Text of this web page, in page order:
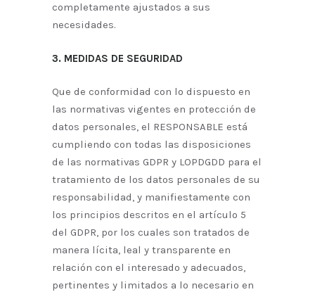
completamente ajustados a sus
necesidades.
3. MEDIDAS DE SEGURIDAD
Que de conformidad con lo dispuesto en
las normativas vigentes en protección de
datos personales, el RESPONSABLE está
cumpliendo con todas las disposiciones
de las normativas GDPR y LOPDGDD para el
tratamiento de los datos personales de su
responsabilidad, y manifiestamente con
los principios descritos en el artículo 5
del GDPR, por los cuales son tratados de
manera lícita, leal y transparente en
relación con el interesado y adecuados,
pertinentes y limitados a lo necesario en